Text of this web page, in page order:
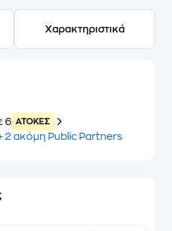
Χαρακτηριστικά
6 ATOKEΣ
2 ακόμη Public Partners